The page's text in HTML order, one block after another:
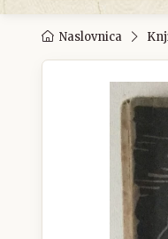
Naslovnica